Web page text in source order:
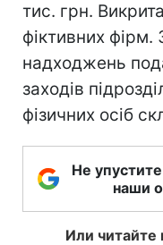
тис. грн.
фіктивних фірм.
надходжень
заходів
фізичних осіб
Не
наши
Или читайте